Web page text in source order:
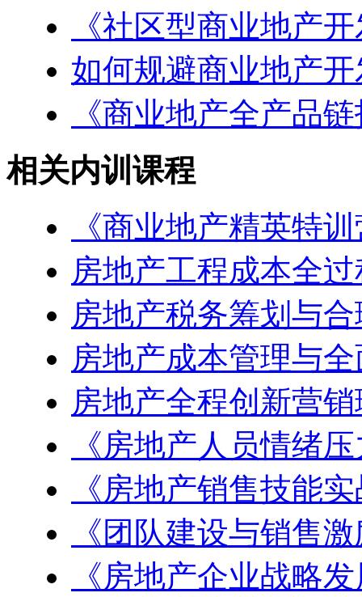
《社区型商业地产
如何规避商业地产
《商业地产全产品
相关内训课程
《商业地产精英特
房地产工程成本全
房地产税务筹划与
房地产成本管理与
房地产全程创新营
《房地产人员情绪
《房地产销售技能
《团队建设与销售
《房地产企业战略